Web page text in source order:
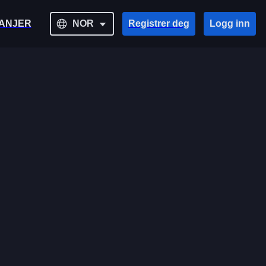
NOR Registrer deg Logg inn